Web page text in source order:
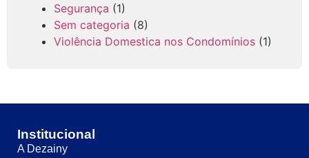
Segurança (1)
Sem categoria (8)
Violência Domestica nos Condomínios (1)
Institucional
A Dezainy